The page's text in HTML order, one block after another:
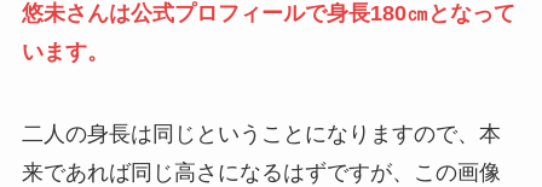
悠未さんは公式プロフィールで身長180㎝となって
います。
二人の身長は同じということになりますので、本
来であれば同じ高さになるはずですが、この画像